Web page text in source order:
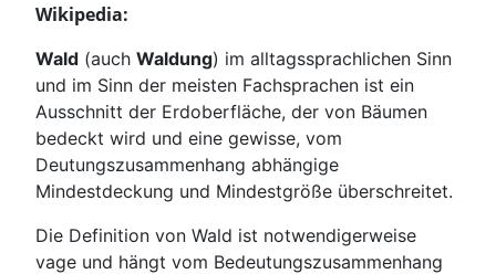
Wikipedia:
Wald (auch Waldung) im alltagssprachlichen Sinn
und im Sinn der meisten Fachsprachen ist ein
Ausschnitt der Erdoberfläche, der von Bäumen
bedeckt wird und eine gewisse, vom
Deutungszusammenhang abhängige
Mindestdeckung und Mindestgröße überschreitet.
Die Definition von Wald ist notwendigerweise
vage und hängt vom Bedeutungszusammenhang